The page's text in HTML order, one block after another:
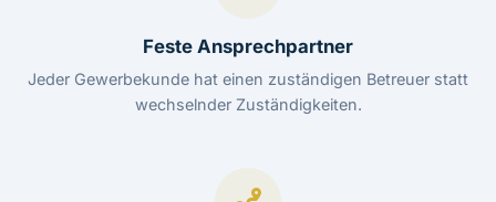
Feste Ansprechpartner
Jeder Gewerbekunde hat einen zuständigen Betreuer statt
wechselnder Zuständigkeiten.